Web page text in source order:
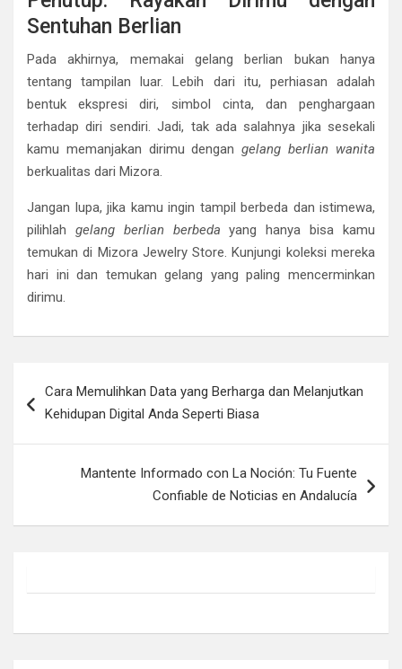
Sentuhan Berlian
Pada akhirnya, memakai gelang berlian bukan hanya
tentang tampilan luar. Lebih dari itu, perhiasan adalah
bentuk ekspresi diri, simbol cinta, dan penghargaan
terhadap diri sendiri. Jadi, tak ada salahnya jika sesekali
kamu memanjakan dirimu dengangelang berlian wanita
berkualitas dari Mizora.
Jangan lupa, jika kamu ingin tampil berbeda dan istimewa,
pilihlah gelang berlian berbeda yang hanya bisa kamu
temukan di Mizora Jewelry Store. Kunjungi koleksi mereka
hari ini dan temukan gelang yang paling mencerminkan
dirimu.
navigation
Cara Memulihkan Data yang Berharga dan Melanjutkan
Kehidupan Digital Anda Seperti Biasa
Mantente Informado con La Noción: Tu Fuente
Confiable de Noticias en Andalucía